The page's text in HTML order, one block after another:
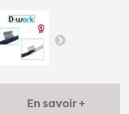
En savoir +